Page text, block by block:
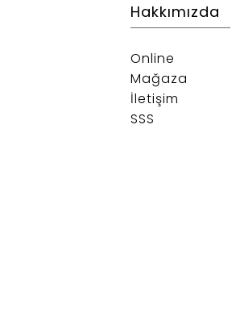
Hakkımızda
Online
Mağaza
İletişim
SSS